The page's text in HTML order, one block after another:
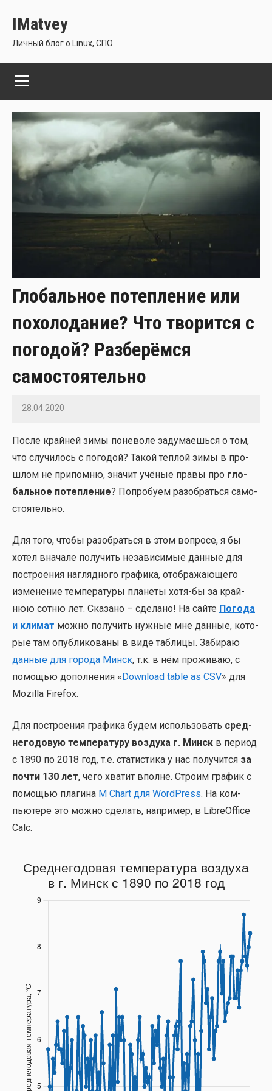
содержимому
IMatvey
Личный блог о Linux, СПО
Глобальное потепление или
похолодание? Что творится с
погодой? Разберёмся
самостоятельно
28.04.2020
Imatvey
После край­ней зимы поне­во­ле заду­ма­ешь­ся о том,
что слу­чи­лось с пого­дой? Такой теп­лой зимы в про­
шлом не при­пом­ню, зна­чит учё­ные пра­вы про гло­
баль­ное потеп­ле­ние? Попро­бу­ем разо­брать­ся само­
сто­я­тель­но.
Для того, что­бы разо­брать­ся в этом вопро­се, я бы
хотел вна­ча­ле полу­чить неза­ви­си­мые дан­ные для
постро­е­ния нагляд­но­го гра­фи­ка, отоб­ра­жа­ю­ще­го
изме­не­ние тем­пе­ра­ту­ры пла­не­ты хотя-бы за край­
нюю сот­ню лет. Ска­за­но – сде­ла­но! На сай­те Пого­да
и кли­мат мож­но полу­чить нуж­ные мне дан­ные, кото­
рые там опуб­ли­ко­ва­ны в виде таб­ли­цы. Заби­раю
дан­ные для горо­да Минск, т.к. в нём про­жи­ваю, с
помо­щью допол­не­ния «Download table as CSV» для
Mozilla Firefox.
Для постро­е­ния гра­фи­ка будем исполь­зо­вать сред­
не­го­до­вую тем­пе­ра­ту­ру воз­ду­ха г. Минск в пери­од
с 1890 по 2018 год, т.е. ста­ти­сти­ка у нас полу­чит­ся за
почти 130 лет, чего хва­тит вполне. Стро­им гра­фик с
помо­щью пла­ги­на M Chart для WordPress. На ком­
пью­те­ре это мож­но сде­лать, напри­мер, в LibreOffice
Calc.